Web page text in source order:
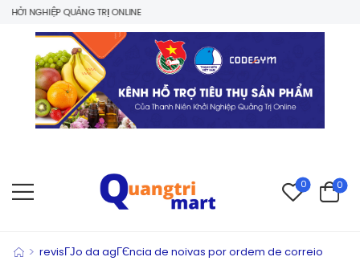
NGHIỆP QUẢNG TRỊ ONLINE
0 0
> revisГЈo da agГЄncia de noivas por ordem de correio